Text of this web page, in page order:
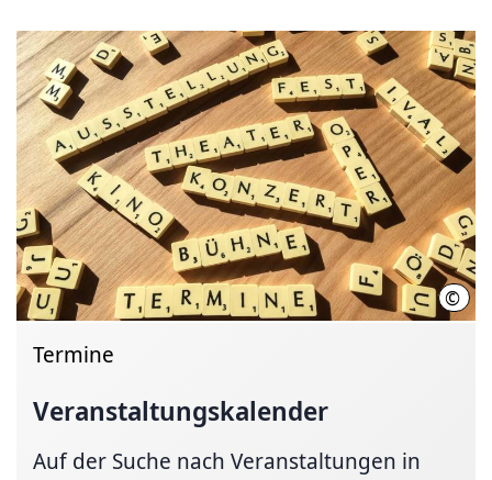
©
Termine
Veranstaltungskalender
Auf der Suche nach Veranstaltungen in